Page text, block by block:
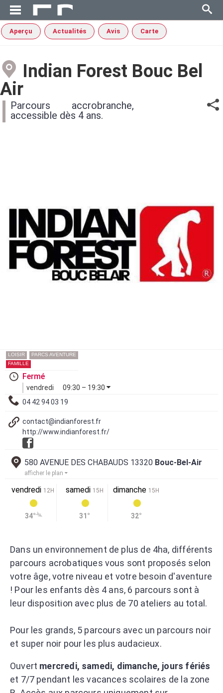
Aperçu Actualités Avis Carte
Indian Forest Bouc Bel
Air
Parcours accrobranche,
accessible dès 4 ans.
LOISIR
PARCS AVENTURE
FAMILLE
Fermé
vendredi
09:30 – 19:30
04 42 94 03 19
contact@indianforest.fr
http://www.indianforest.fr/
580 AVENUE DES CHABAUDS 13320 Bouc-Bel-Air
afficher le plan
vendredi 12H
34°
samedi 15H
31°
dimanche 15H
32°
Dans un environnement de plus de 4ha, différents
parcours acrobatiques vous sont proposés selon
votre âge, votre niveau et votre besoin d'aventure
! Pour les enfants dès 4 ans, 6 parcours sont à
leur disposition avec plus de 70 ateliers au total.
Pour les grands, 5 parcours avec un parcours noir
et super noir pour les plus audacieux.
Ouvert mercredi, samedi, dimanche, jours fériés
et 7/7 pendant les vacances scolaires de la zone